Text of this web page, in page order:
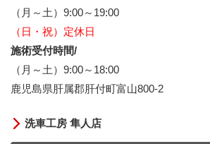
（月～土）9:00～19:00
（日・祝）定休日
施術受付時間/
（月～土）9:00～18:00
鹿児島県肝属郡肝付町富山800-2
洗車工房 隼人店